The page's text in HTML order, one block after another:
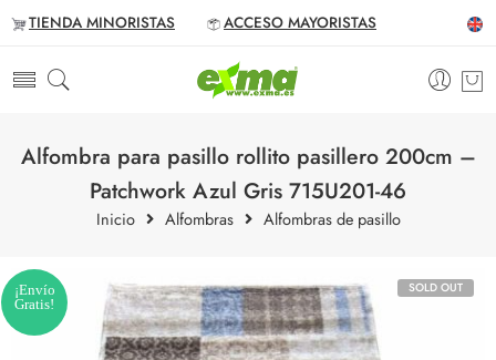
TIENDA MINORISTAS ACCESO MAYORISTAS
Alfombra para pasillo rollito pasillero 200cm –
Patchwork Azul Gris 715U201-46
Inicio Alfombras Alfombras de pasillo
SOLD OUT
¡Envío
Gratis!